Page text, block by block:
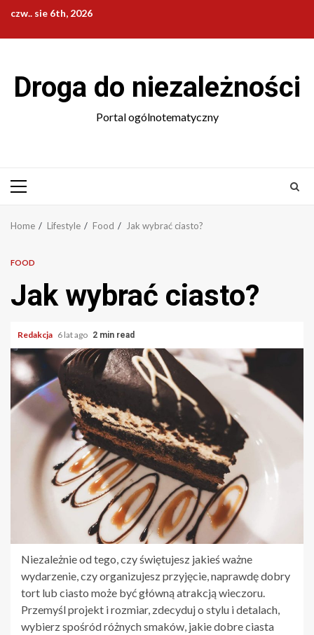
content
czw.. sie 6th, 2026
Droga do niezależności
Portal ogólnotematyczny
Primary
Home Lifestyle Food Jak wybrać ciasto?
FOOD
Jak wybrać ciasto?
Redakcja 6 lat ago 2 min read
Niezależnie od tego, czy świętujesz jakieś ważne
wydarzenie, czy organizujesz przyjęcie, naprawdę dobry
tort lub ciasto może być główną atrakcją wieczoru.
Przemyśl projekt i rozmiar, zdecyduj o stylu i detalach,
wybierz spośród różnych smaków, jakie dobre ciasta